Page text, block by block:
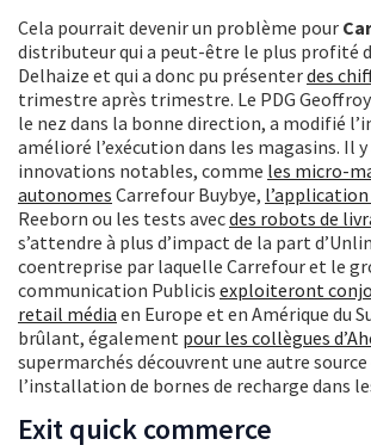
Cela pourrait devenir un problème pour
distributeur qui a peut-être le plus profité
Delhaize et qui a donc pu présenterdes
trimestre après trimestre. Le PDG
le nez dans la bonne direction, a modifié
amélioré l’exécution dans les magasins. Il y
innovations notables, comme les micro-
autonomes Carrefour Buybye,
Reeborn ou les tests avecdes robots de
s’attendre à plus d’impact de la part
coentreprise par laquelle Carrefour et le
communication Publicis exploiteront
retail média en Europe et en Amérique du
brûlant, également pour les collègues
supermarchés découvrent une autre source
l’installation de bornes de recharge dans
Exit quick commerce